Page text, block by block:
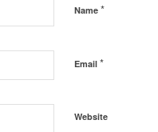
Name *
Email *
Website